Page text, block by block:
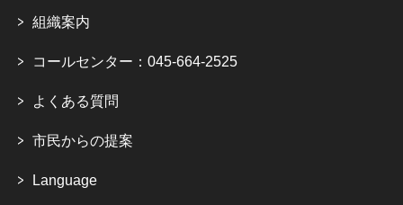
組織案内
コールセンター：045-664-2525
よくある質問
市民からの提案
Language